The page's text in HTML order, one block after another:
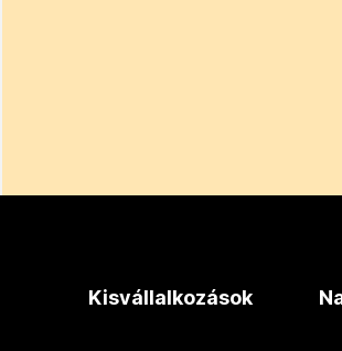
Kisvállalkozások